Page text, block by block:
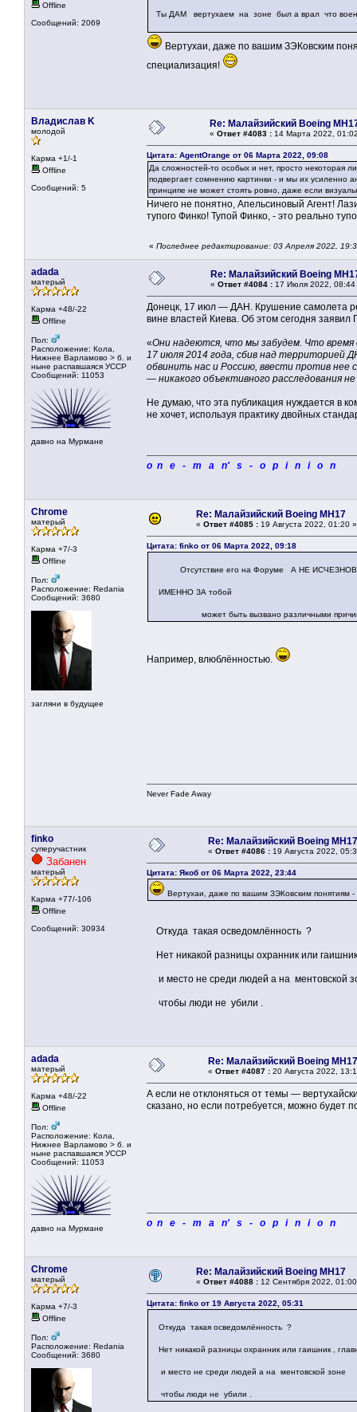
Offline
Сообщений: 2069
Ты ДАМ вертухаем на зоне был а врал что
Вертухаи, даже по вашим ЗЭКовским
специализация!
Владислав K
молодой
Карма +1/-1
Offline
Сообщений: 5
Re: Малайзийский Boeing
« Ответ #4083 : 14 Марта 2022,
Цитата: AgentOrange от 06 Марта 2022, 09:08
Да сложностей-то особых и нет, просто некоторая
подвергает сомнению картинки - и мы их усиленно
принципе не может стоять ровно, даже если
Ничего не понятно, Апельсиновый Агент!
тупого Финко! Тупой Финко, - это реально
« Последнее редактирование: 03 Апреля 2022,
adada
матерый
Карма +48/-22
Offline
Пол:
Расположение: Кола,
Нижнее Варламово > б. и
ныне распавшаяся УССР
Сообщений: 11053
давно на Мурмане
Re: Малайзийский Boeing
« Ответ #4084 : 17 Июля 2022, 08:44
Донецк, 17 июл — ДАН. Крушение самолета
вине властей Киева. Об этом сегодня
«Они надеются, что мы забудем. Что
17 июля 2014 года, сбив над территорией
обвинить нас и Россию, ввести против нее
— никакого объективного расследования
Не думаю, что эта публикация нуждается в
не хочет, используя практику двойных
o n e - m a n' s - o p i n i o n
Chrome
матерый
Карма +7/-3
Offline
Пол:
Расположение: Redania
Сообщений: 3680
загляни в будущее
Re: Малайзийский Boeing MH17
« Ответ #4085 : 19 Августа 2022, 01:20 »
Цитата: finko от 06 Марта 2022, 09:18
Отсутствие его на Форуме А НЕ
ИМЕННО ЗА тобой
может быть вызвано различными
Например, влюблённостью.
Never Fade Away
finko
суперучастник
Забанен
матерый
Карма +77/-106
Offline
Сообщений: 30934
Re: Малайзийский Boeing MH17
« Ответ #4086 : 19 Августа 2022,
Цитата: Якоб от 06 Марта 2022, 23:44
Вертухаи, даже по вашим ЗЭКовским понятиям
Откуда такая осведомлённость ?
Нет никакой разницы охранник или
и место не среди людей а на ментовской
чтобы люди не убили .
adada
матерый
Карма +48/-22
Offline
Пол:
Расположение: Кола,
Нижнее Варламово > б. и
ныне распавшаяся УССР
Сообщений: 11053
давно на Мурмане
Re: Малайзийский Boeing MH17
« Ответ #4087 : 20 Августа 2022,
А если не отклоняться от темы —
сказано, но если потребуется, можно будет
o n e - m a n' s - o p i n i o n
Chrome
матерый
Карма +7/-3
Offline
Пол:
Расположение: Redania
Сообщений: 3680
Re: Малайзийский Boeing MH17
« Ответ #4088 : 12 Сентября 2022,
Цитата: finko от 19 Августа 2022, 05:31
Откуда такая осведомлённость ?
Нет никакой разницы охранник или гаишник ,
и место не среди людей а на ментовской зоне
чтобы люди не убили .